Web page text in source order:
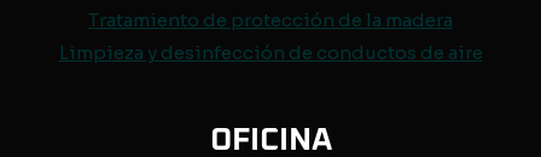
Tratamiento de protección de la madera
Limpieza y desinfección de conductos de aire
OFICINA